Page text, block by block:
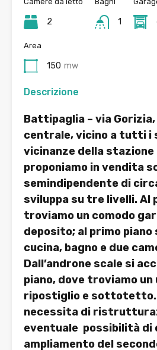
2 1
Area
150 mw
Descrizione
Battipaglia – via
centrale, vicino a tutti i
vicinanze della
proponiamo in vendita
semindipendente di
sviluppa su tre livelli. Al
troviamo un comodo
deposito; al primo piano
cucina, bagno e due
Dall’androne scale si
piano, dove troviamo
ripostiglio e sottotetto.
necessita di
eventuale possibilità di
ampliamento del